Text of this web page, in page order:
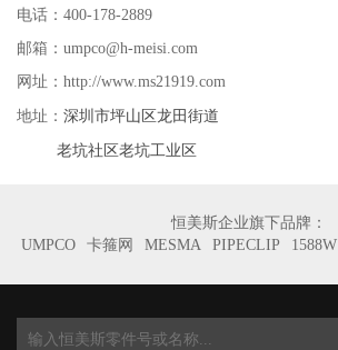
电话：400-178-2889
邮箱：umpco@h-meisi.com
网址：http://www.ms21919.com
地址： 深圳市坪山区龙田街道
老坑社区老坑工业区
恒美斯企业旗下品牌：
UMPCO
卡箍网 MESMA PIPECLIP 1588W